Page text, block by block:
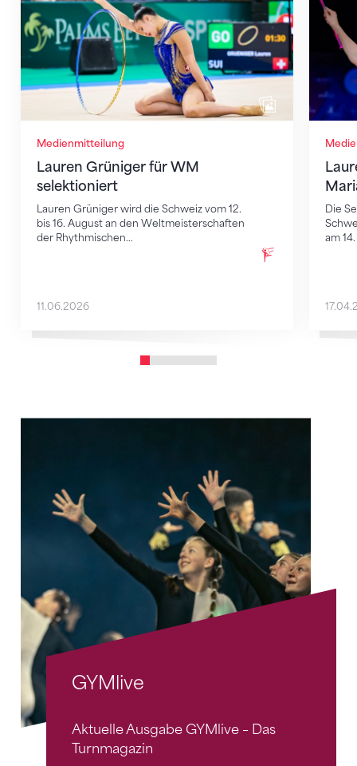
Medienmitteilung
Lauren Grüniger für WM
selektioniert
Lauren Grüniger wird die Schweiz vom 12.
bis 16. August an den Weltmeisterschaften
der Rhythmischen…
11.06.2026
Die
am
GYMlive
Aktuelle Ausgabe GYMlive – Das
Turnmagazin